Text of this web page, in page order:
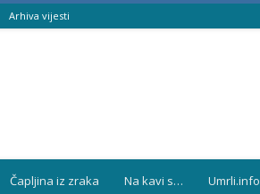
Arhiva vijesti
Čapljina iz zraka Na kavi s… Umrli.info